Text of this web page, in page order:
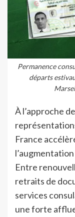
Permanence
départs
À l’approche
France
Entre
retraits de
services
une forte